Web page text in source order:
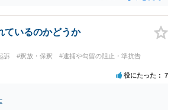
うか。
ているのかどうか
訴 #釈放・保釈
#逮捕や勾留の阻止・準抗告
役にたった 7